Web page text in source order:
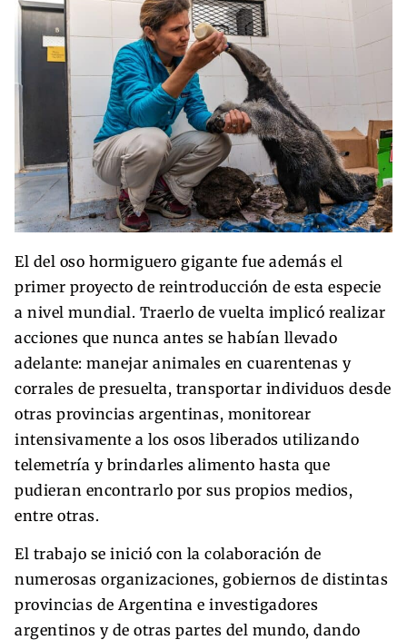
El del oso hormiguero gigante fue además el
primer proyecto de reintroducción de esta especie
a nivel mundial. Traerlo de vuelta implicó realizar
acciones que nunca antes se habían llevado
adelante: manejar animales en cuarentenas y
corrales de presuelta, transportar individuos desde
otras provincias argentinas, monitorear
intensivamente a los osos liberados utilizando
telemetría y brindarles alimento hasta que
pudieran encontrarlo por sus propios medios,
entre otras.
El trabajo se inició con la colaboración de
numerosas organizaciones, gobiernos de distintas
provincias de Argentina e investigadores
argentinos y de otras partes del mundo, dando